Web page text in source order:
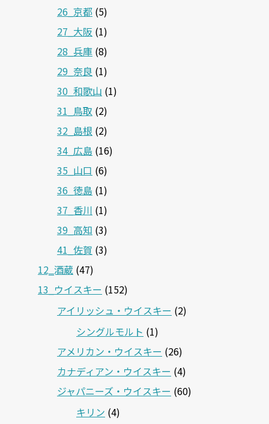
26_京都 (5)
27_大阪 (1)
28_兵庫 (8)
29_奈良 (1)
30_和歌山 (1)
31_鳥取 (2)
32_島根 (2)
34_広島 (16)
35_山口 (6)
36_徳島 (1)
37_香川 (1)
39_高知 (3)
41_佐賀 (3)
12‗酒蔵 (47)
13_ウイスキー (152)
アイリッシュ・ウイスキー (2)
シングルモルト (1)
アメリカン・ウイスキー (26)
カナディアン・ウイスキー (4)
ジャパニーズ・ウイスキー (60)
キリン (4)